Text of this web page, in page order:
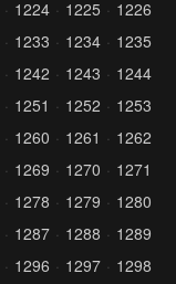
1224 1225
1226
1233 1234
1235
1242 1243
1244
1251 1252
1253
1260 1261
1262
1269 1270
1271
1278 1279
1280
1287 1288
1289
1296 1297
1298